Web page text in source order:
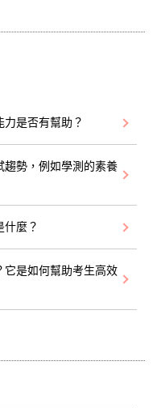
是否有幫助？
趨勢，例如學測的素養
什麼？
它是如何幫助考生高效